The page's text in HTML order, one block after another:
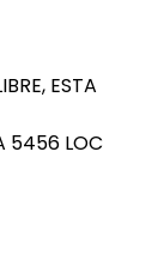
ESTA
5456 LOC